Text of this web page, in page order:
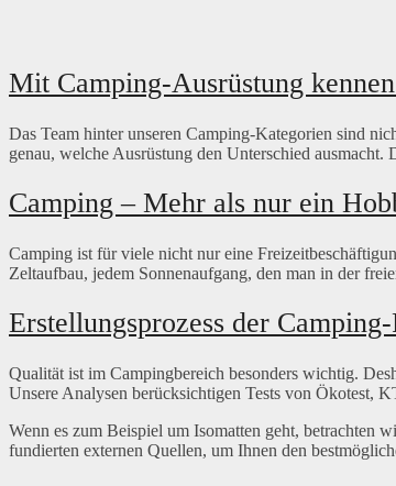
Mit Camping-Ausrüstung
Das Team hinter unseren Camping-Kategorien sind
genau, welche Ausrüstung den Unterschied
Camping – Mehr als nur ein
Camping ist für viele nicht nur eine
Zeltaufbau, jedem Sonnenaufgang, den man in der
Erstellungsprozess der
Qualität ist im Campingbereich besonders wichtig.
Unsere Analysen berücksichtigen Tests von Ökotest,
Wenn es zum Beispiel um Isomatten geht, betrachten
fundierten externen Quellen, um Ihnen den